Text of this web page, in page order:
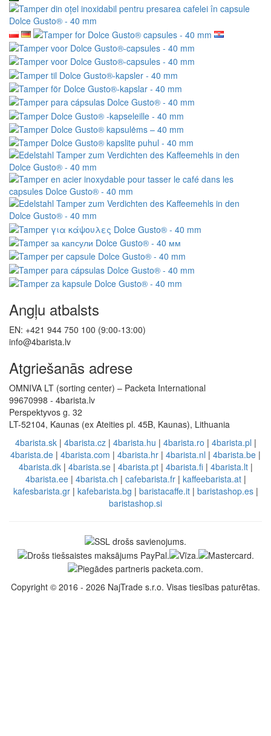
Angļu atbalsts
EN: +421 944 750 100 (9:00-13:00)
info@4barista.lv
Atgriešanās adrese
OMNIVA LT (sorting center) – Packeta International
99670998 - 4barista.lv
Perspektyvos g. 32
LT-52104, Kaunas (ex Ateities pl. 45B, Kaunas), Lithuania
4barista.sk| 4barista.cz| 4barista.hu | 4barista.ro | 4barista.pl |
4barista.de | 4barista.com | 4barista.hr | 4barista.nl | 4barista.be |
4barista.dk| 4barista.se| 4barista.pt| 4barista.fi| 4barista.lt|
4barista.ee| 4barista.ch | cafebarista.fr| kaffeebarista.at|
kafesbarista.gr| kafebarista.bg | baristacaffe.it| baristashop.es|
baristashop.si
Copyright © 2016 - 2026 NajTrade s.r.o. Visas tiesības paturētas.